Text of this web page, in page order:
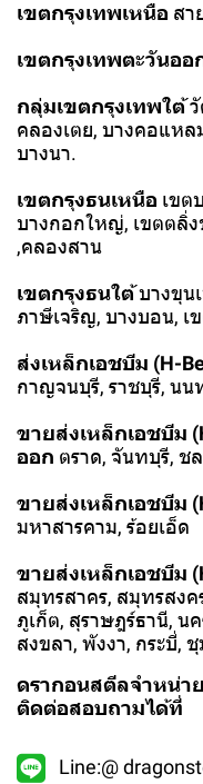
เขตกรุงเทพเหนือ สา
เขตกรุงเทพตะวันออ
กลุ่มเขตกรุงเทพใต้วั
คลองเตย, บางคอแหล
บางนา.
เขตกรุงธนเหนือ เขต
บางกอกใหญ่, เขตตลิ่
,คลองสาน
เขตกรุงธนใต้บางขุน
ภาษีเจริญ, บางบอน, เ
ส่งเหล็กเอชบีม (H-
กาญจนบุรี, ราชบุรี, นน
ขายส่งเหล็กเอชบีม
ออก ตราด, จันทบุรี, ชล
ขายส่งเหล็กเอชบีม
มหาสารคาม, ร้อยเอ็ด
ขายส่งเหล็กเอชบีม
สมุทรสาคร, สมุทรสงค
ภูเก็ต, สุราษฎร์ธานี, นค
สงขลา, พังงา, กระบี่,
ดรากอนสตีลจำหน่า
ติดต่อสอบถามได้ที่
Line:@